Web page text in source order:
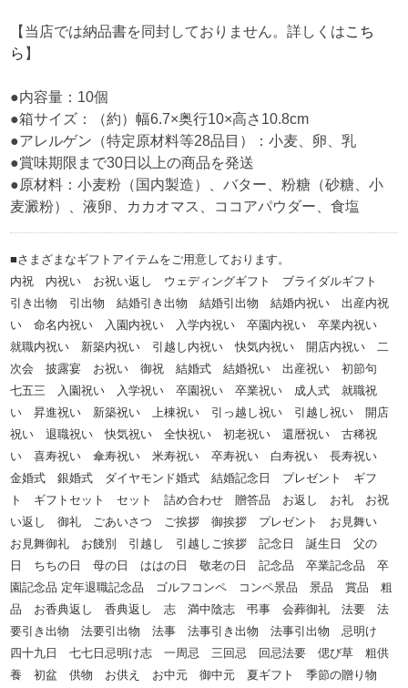
【当店では納品書を同封しておりません。詳しくはこち
ら 】
●内容量：10個
●箱サイズ：（約）幅6.7×奥行10×高さ10.8cm
●アレルゲン（特定原材料等28品目）：小麦、卵、乳
●賞味期限まで30日以上の商品を発送
●原材料：小麦粉（国内製造）、バター、粉糖（砂糖、小
麦澱粉）、液卵、カカオマス、ココアパウダー、食塩
■さまざまなギフトアイテムをご用意しております。
内祝 内祝い お祝い返し ウェディングギフト ブライダルギフト
引き出物 引出物 結婚引き出物 結婚引出物 結婚内祝い 出産内祝
い 命名内祝い 入園内祝い 入学内祝い 卒園内祝い 卒業内祝い
就職内祝い 新築内祝い 引越し内祝い 快気内祝い 開店内祝い 二
次会 披露宴 お祝い 御祝 結婚式 結婚祝い 出産祝い 初節句
七五三 入園祝い 入学祝い 卒園祝い 卒業祝い 成人式 就職祝
い 昇進祝い 新築祝い 上棟祝い 引っ越し祝い 引越し祝い 開店
祝い 退職祝い 快気祝い 全快祝い 初老祝い 還暦祝い 古稀祝
い 喜寿祝い 傘寿祝い 米寿祝い 卒寿祝い 白寿祝い 長寿祝い
金婚式 銀婚式 ダイヤモンド婚式 結婚記念日 プレゼント ギフ
ト ギフトセット セット 詰め合わせ 贈答品 お返し お礼 お祝
い返し 御礼 ごあいさつ ご挨拶 御挨拶 プレゼント お見舞い
お見舞御礼 お餞別 引越し 引越しご挨拶 記念日 誕生日 父の
日 ちちの日 母の日 ははの日 敬老の日 記念品 卒業記念品 卒
園記念品 定年退職記念品 ゴルフコンペ コンペ景品 景品 賞品 粗
品 お香典返し 香典返し 志 満中陰志 弔事 会葬御礼 法要 法
要引き出物 法要引出物 法事 法事引き出物 法事引出物 忌明け
四十九日 七七日忌明け志 一周忌 三回忌 回忌法要 偲び草 粗供
養 初盆 供物 お供え お中元 御中元 夏ギフト 季節の贈り物